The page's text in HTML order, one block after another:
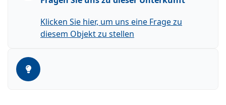
Klicken Sie hier, um uns eine Frage zu
diesem Objekt zu stellen